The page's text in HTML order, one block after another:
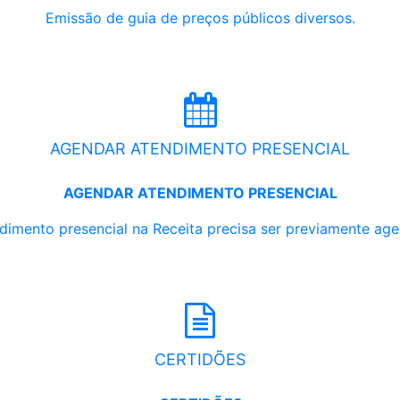
Emissão de guia de preços públicos diversos.
AGENDAR ATENDIMENTO PRESENCIAL
AGENDAR ATENDIMENTO PRESENCIAL
presencial na Receita precisa ser previamente
CERTIDÕES